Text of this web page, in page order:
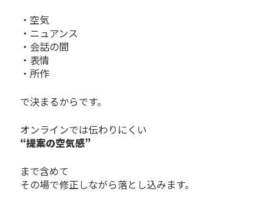
・空気
・ニュアンス
・会話の間
・表情
・所作
で決まるからです。
オンラインでは伝わりにくい
“提案の空気感”
まで含めて
その場で修正しながら落とし込みます。